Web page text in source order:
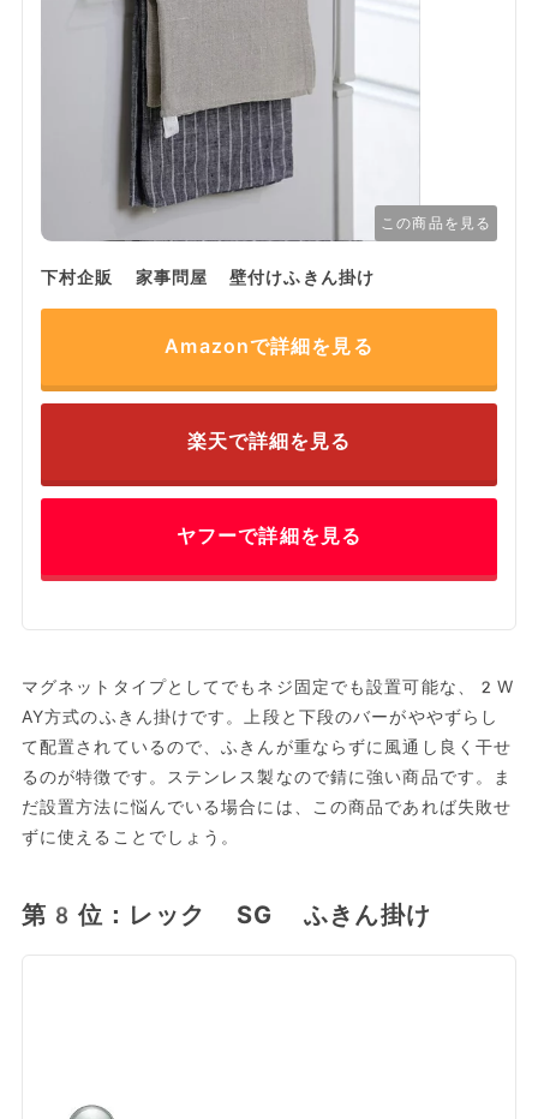
この商品を見る
下村企販 家事問屋 壁付けふきん掛け
Amazonで詳細を見る
楽天で詳細を見る
ヤフーで詳細を見る
マグネットタイプとしてでもネジ固定でも設置可能な、2W
AY方式のふきん掛けです。上段と下段のバーがややずらし
て配置されているので、ふきんが重ならずに風通し良く干せ
るのが特徴です。ステンレス製なので錆に強い商品です。ま
だ設置方法に悩んでいる場合には、この商品であれば失敗せ
ずに使えることでしょう。
第8位：レック SG ふきん掛け